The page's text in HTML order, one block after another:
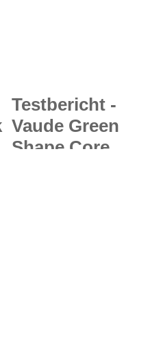
Testbericht -
Vaude Green
Shape Core